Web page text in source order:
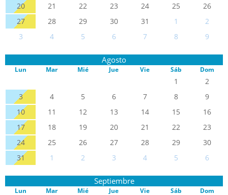
20
21 22 23 24 25
26
27
28 29 30 31 1
2
3
4 5 6 7 8 9
Agosto
Lun Mar Mié Jue Vie Sáb Dom
1
2
3
4 5 6 7 8
9
10
11 12 13 14 15
16
17
18 19 20 21 22
23
24
25 26 27 28 29
30
31
1 2 3 4 5 6
Septiembre
Lun Mar Mié Jue Vie Sáb Dom